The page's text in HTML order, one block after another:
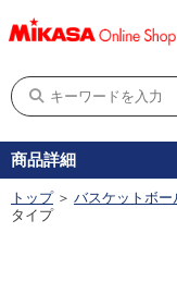
商品詳細
トップ ＞ バスケットボー
タイプ